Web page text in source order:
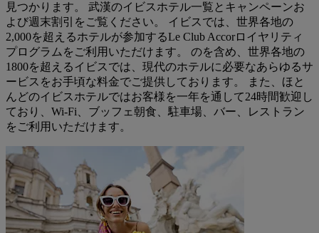
見つかります。 武漢のイビスホテル一覧とキャンペーンお
よび週末割引をご覧ください。 イビスでは、世界各地の
2,000を超えるホテルが参加するLe Club Accorロイヤリティ
プログラムをご利用いただけます。 のを含め、世界各地の
1800を超えるイビスでは、現代のホテルに必要なあらゆるサ
ービスをお手頃な料金でご提供しております。 また、ほと
んどのイビスホテルではお客様を一年を通して24時間歓迎し
ており、Wi-Fi、ブッフェ朝食、駐車場、バー、レストラン
をご利用いただけます。